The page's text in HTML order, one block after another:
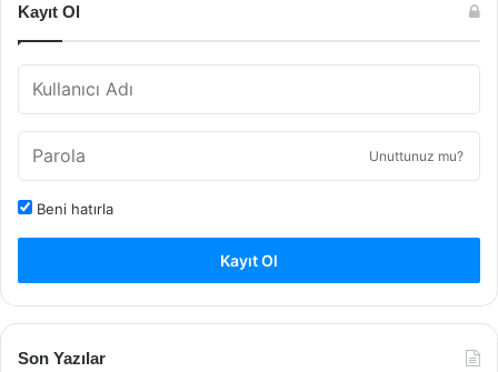
Kayıt Ol
Unuttunuz mu?
Beni hatırla
Kayıt Ol
Son Yazılar